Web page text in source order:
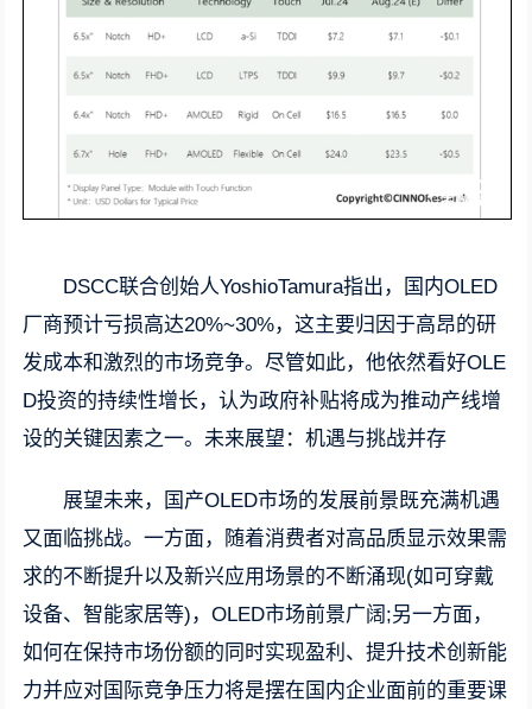
DSCC联合创始人YoshioTamura指出，国内OLED
厂商预计亏损高达20%~30%，这主要归因于高昂的研
发成本和激烈的市场竞争。尽管如此，他依然看好OLE
D投资的持续性增长，认为政府补贴将成为推动产线增
设的关键因素之一。未来展望：机遇与挑战并存
展望未来，国产OLED市场的发展前景既充满机遇
又面临挑战。一方面，随着消费者对高品质显示效果需
求的不断提升以及新兴应用场景的不断涌现(如可穿戴
设备、智能家居等)，OLED市场前景广阔;另一方面，
如何在保持市场份额的同时实现盈利、提升技术创新能
力并应对国际竞争压力将是摆在国内企业面前的重要课